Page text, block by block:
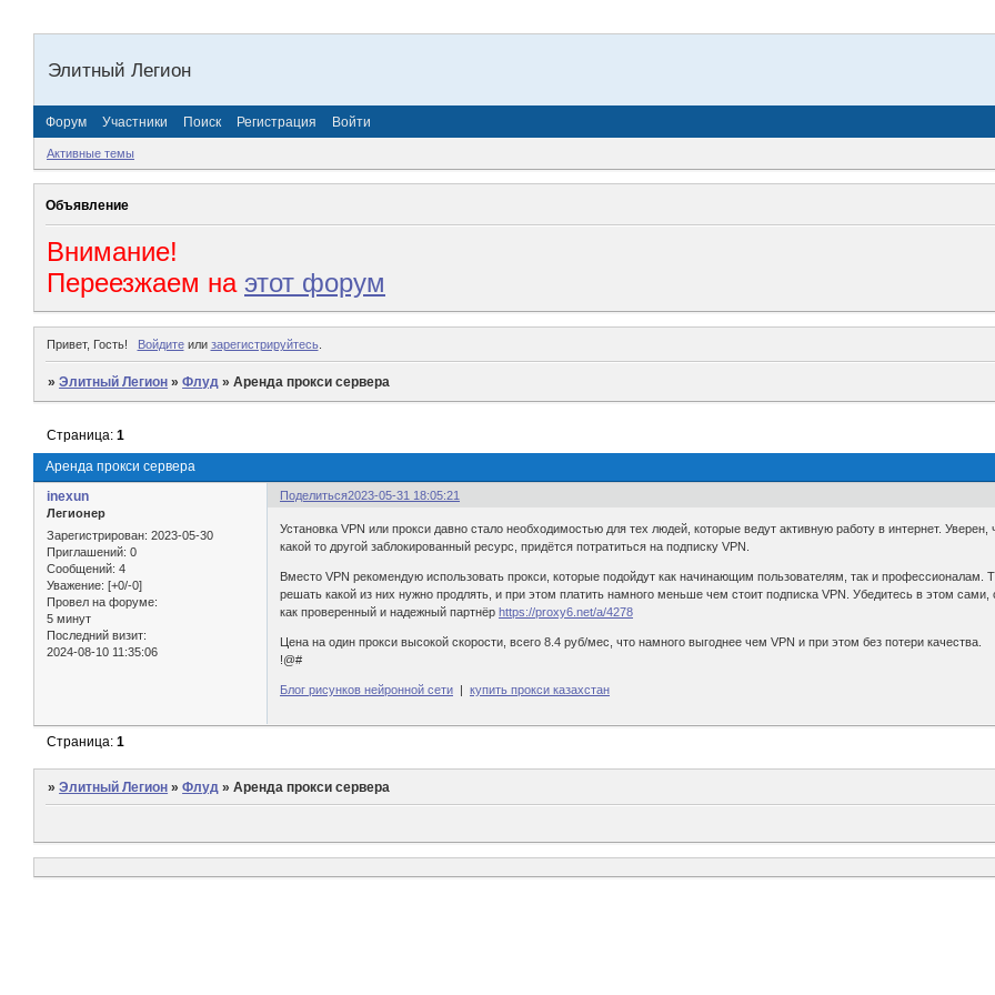
Элитный Легион
Форум Участники Поиск Регистрация Войти
Активные темы
Объявление
Внимание!
Переезжаем на этот форум
Привет, Гость! Войдитеили зарегистрируйтесь.
»Элитный Легион »Флуд »Аренда прокси сервера
Аренда прокси сервера
Страница:1
Поделиться2023-05-31 18:05:21
inexun
Легионер
Зарегистрирован: 2023-05-30
Приглашений: 0
Сообщений: 4
Уважение: [+0/-0]
Провел на форуме:
5 минут
Последний визит:
2024-08-10 11:35:06
Установка VPN или прокси давно стало необходимостью для тех людей, которые ведут активную работу в интернет.
какой то другой заблокированный ресурс, придётся потратиться на подписку VPN.
Вместо VPN рекомендую использовать прокси, которые подойдут как начинающим пользователям, так и
решать какой из них нужно продлять, и при этом платить намного меньше чем стоит подписка VPN. Убедитесь в этом
как проверенный и надежный партнёрhttps://proxy6.net/a/4278
Цена на один прокси высокой скорости, всего 8.4 руб/мес, что намного выгоднее чем VPN и при этом без потери качества.
!@#
Блог рисунков нейронной сети |купить прокси казахстан
Страница:1
»Элитный Легион »Флуд »Аренда прокси сервера